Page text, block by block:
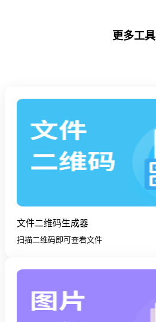
更多工具
文件二维码生成器
扫描二维码即可查看文件